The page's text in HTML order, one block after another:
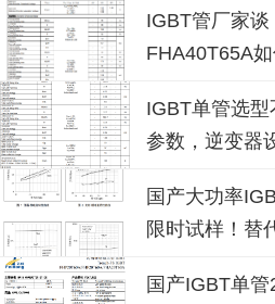
IGBT管厂家
FHA40T65A
IGBT单管选
参数，逆变器
国产大功率
限时试样！替
国产IGBT单